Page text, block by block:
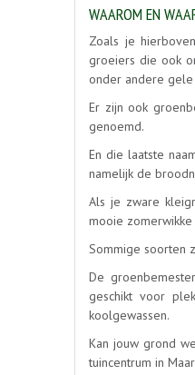
WAAROM EN
Zoals je
groeiers die ook
onder andere gele
Er zijn ook
genoemd.
En die laatste
namelijk de
Als je zware
mooie
Sommige soorten
De
geschikt voor
koolgewassen.
Kan jouw grond
tuincentrum in